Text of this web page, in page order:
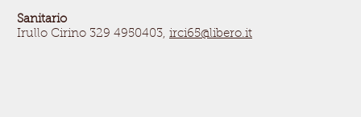
Sanitario
Irullo Cirino 329 4950403, irci65@libero.it